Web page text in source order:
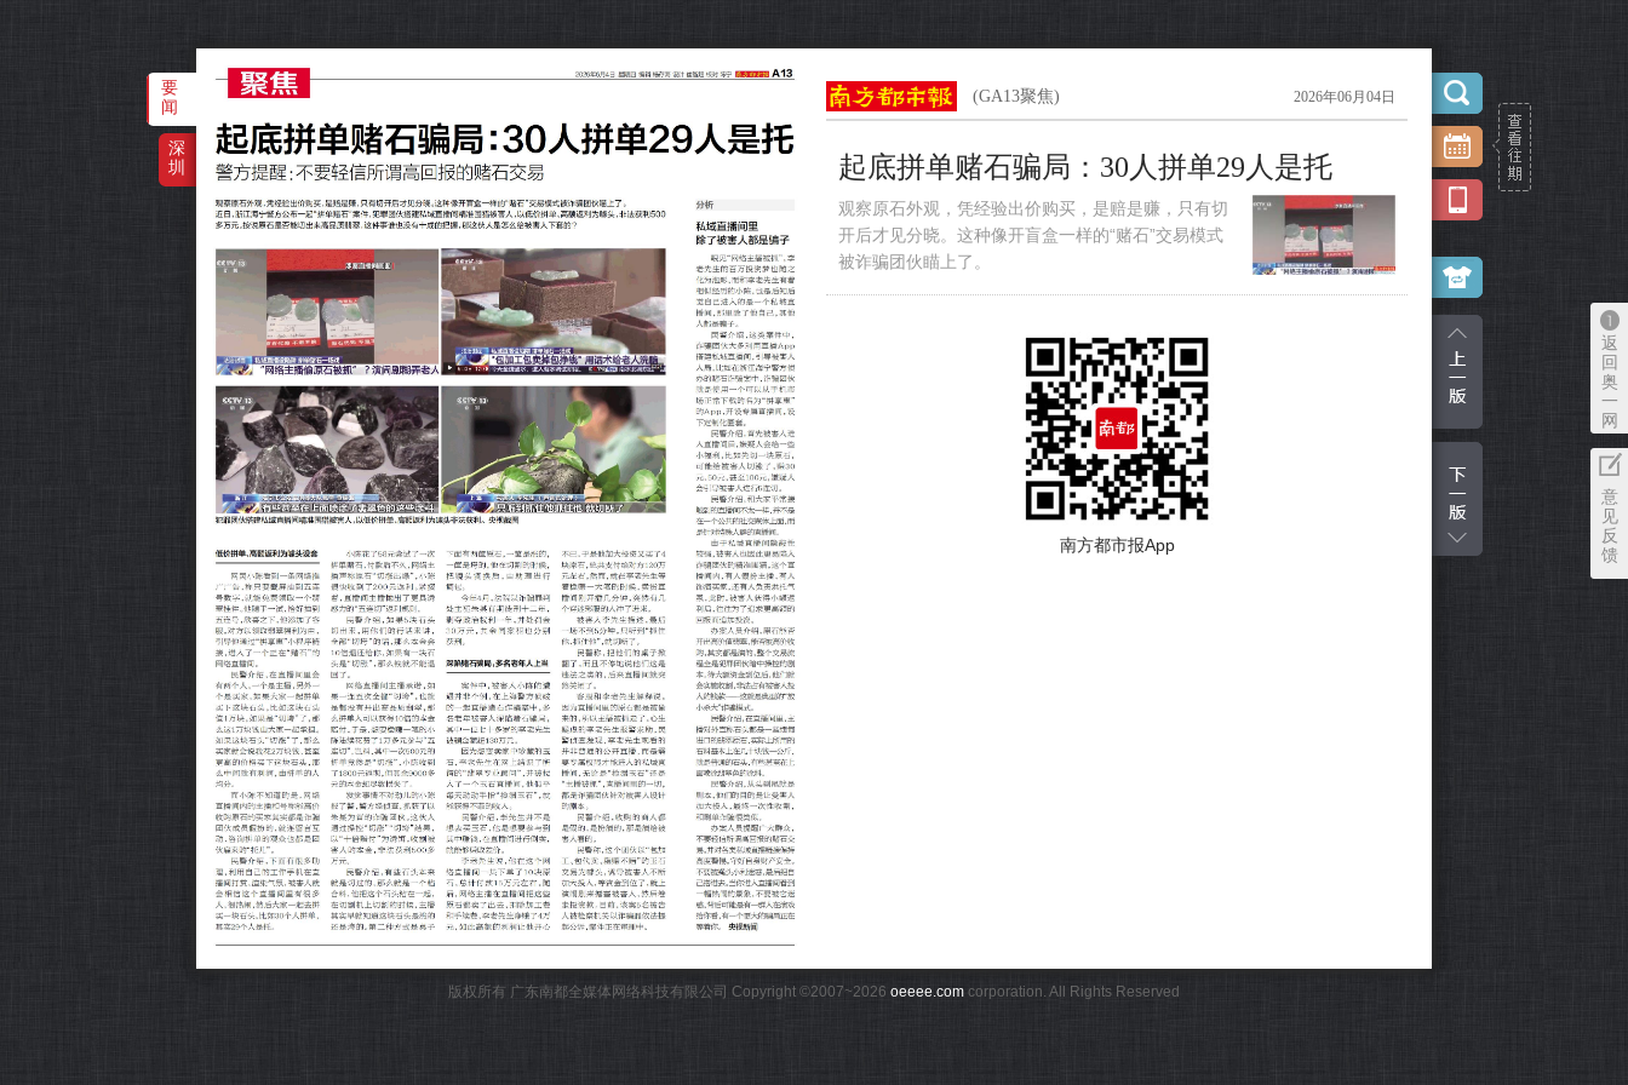
(GA13聚焦) 2026年06月04日
起底拼单赌石骗局：30人拼单29人是托
观察原石外观，凭经验出价购买，是赔是赚，只有切
开后才见分晓。这种像开盲盒一样的“赌石”交易模式
被诈骗团伙瞄上了。
南方都市报App
要
闻
深
圳
返
回
奥
一
网
意
见
反
馈
版权所有 广东南都全媒体网络科技有限公司 Copyright ©2007~2026 oeeee.com corporation. All Rights Reserved